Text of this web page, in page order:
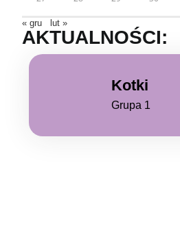
« gru lut »
AKTUALNOŚCI:
Kotki
Grupa 1